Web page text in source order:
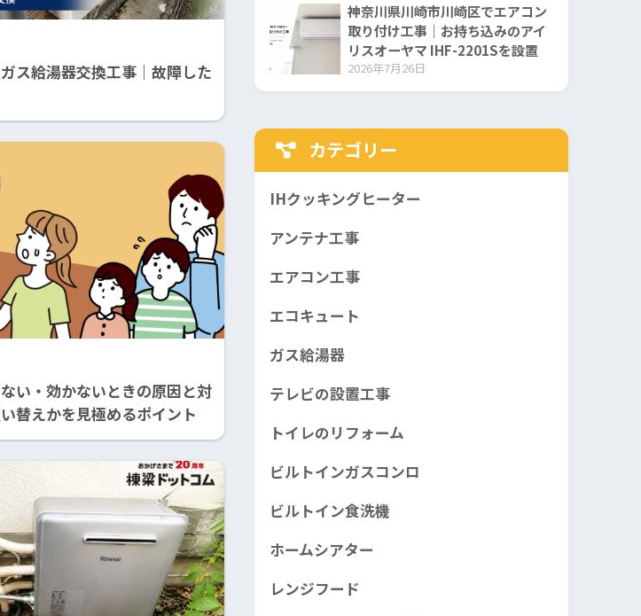
ス給湯器交換工事｜故障した
い・効かないときの原因と対
替えかを見極めるポイント
神奈川県川崎市川崎区でエアコン
取り付け工事｜お持ち込みのアイ
リスオーヤマ IHF-2201Sを設置
2026年7月26日
カテゴリー
IHクッキングヒーター
アンテナ工事
エアコン工事
エコキュート
ガス給湯器
テレビの設置工事
トイレのリフォーム
ビルトインガスコンロ
ビルトイン食洗機
ホームシアター
レンジフード